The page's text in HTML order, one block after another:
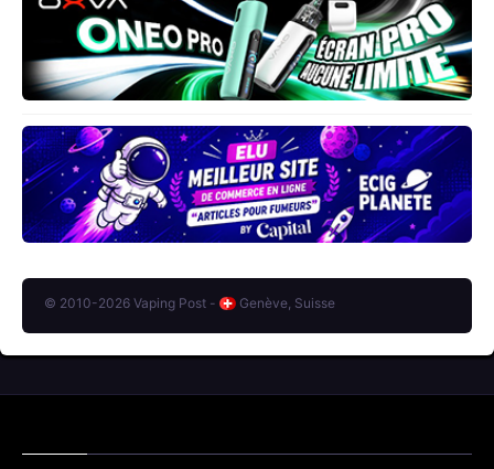
© 2010-2026 Vaping Post - Genève, Suisse